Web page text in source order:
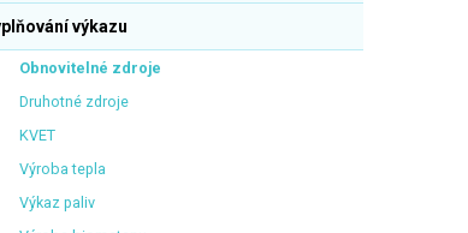
výkazu
Obnovitelné zdroje
Druhotné zdroje
KVET
Výroba tepla
Výkaz paliv